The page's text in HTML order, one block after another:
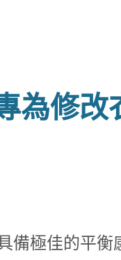
為修改
備極佳的平衡